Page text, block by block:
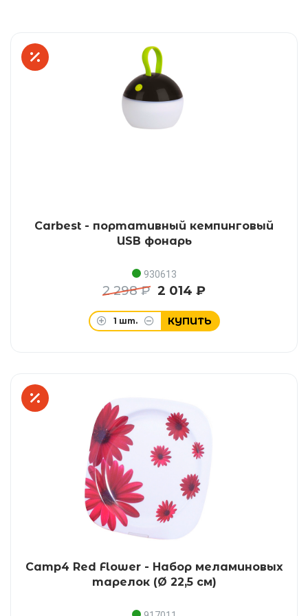
Carbest - портативный кемпинговый
USB фонарь
930613
2 298 ₽ 2 014 ₽
1 шт. КУПИТЬ
Camp4 Red Flower - Набор меламиновых
тарелок (Ø 22,5 см)